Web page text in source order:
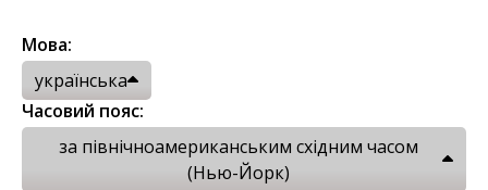
Мова:
українська
Часовий пояс:
за північноамериканським східним часом
(Нью-Йорк)